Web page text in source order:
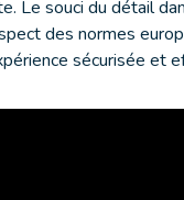
Le souci du détail
des normes
sécurisée et